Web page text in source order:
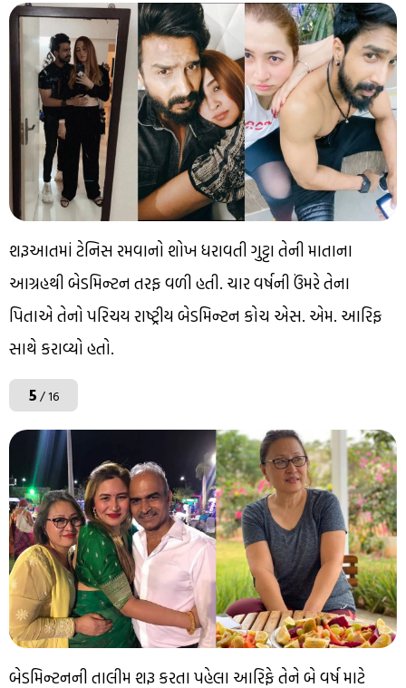
શરૂઆતમાં ટેનિસ રમવાનો શોખ ધરાવતી ગુટ્ટા તેની માતાના
આગ્રહથી બેડમિન્ટન તરફ વળી હતી. ચાર વર્ષની ઉંમરે તેના
પિતાએ તેનો પરિચય રાષ્ટ્રીય બેડમિન્ટન કોચ એસ. એમ. આરિફ
સાથે કરાવ્યો હતો.
5/ 16
બેડમિન્ટનની તાલીમ શરૂ કરતા પહેલા આરિફે તેને બે વર્ષ માટે